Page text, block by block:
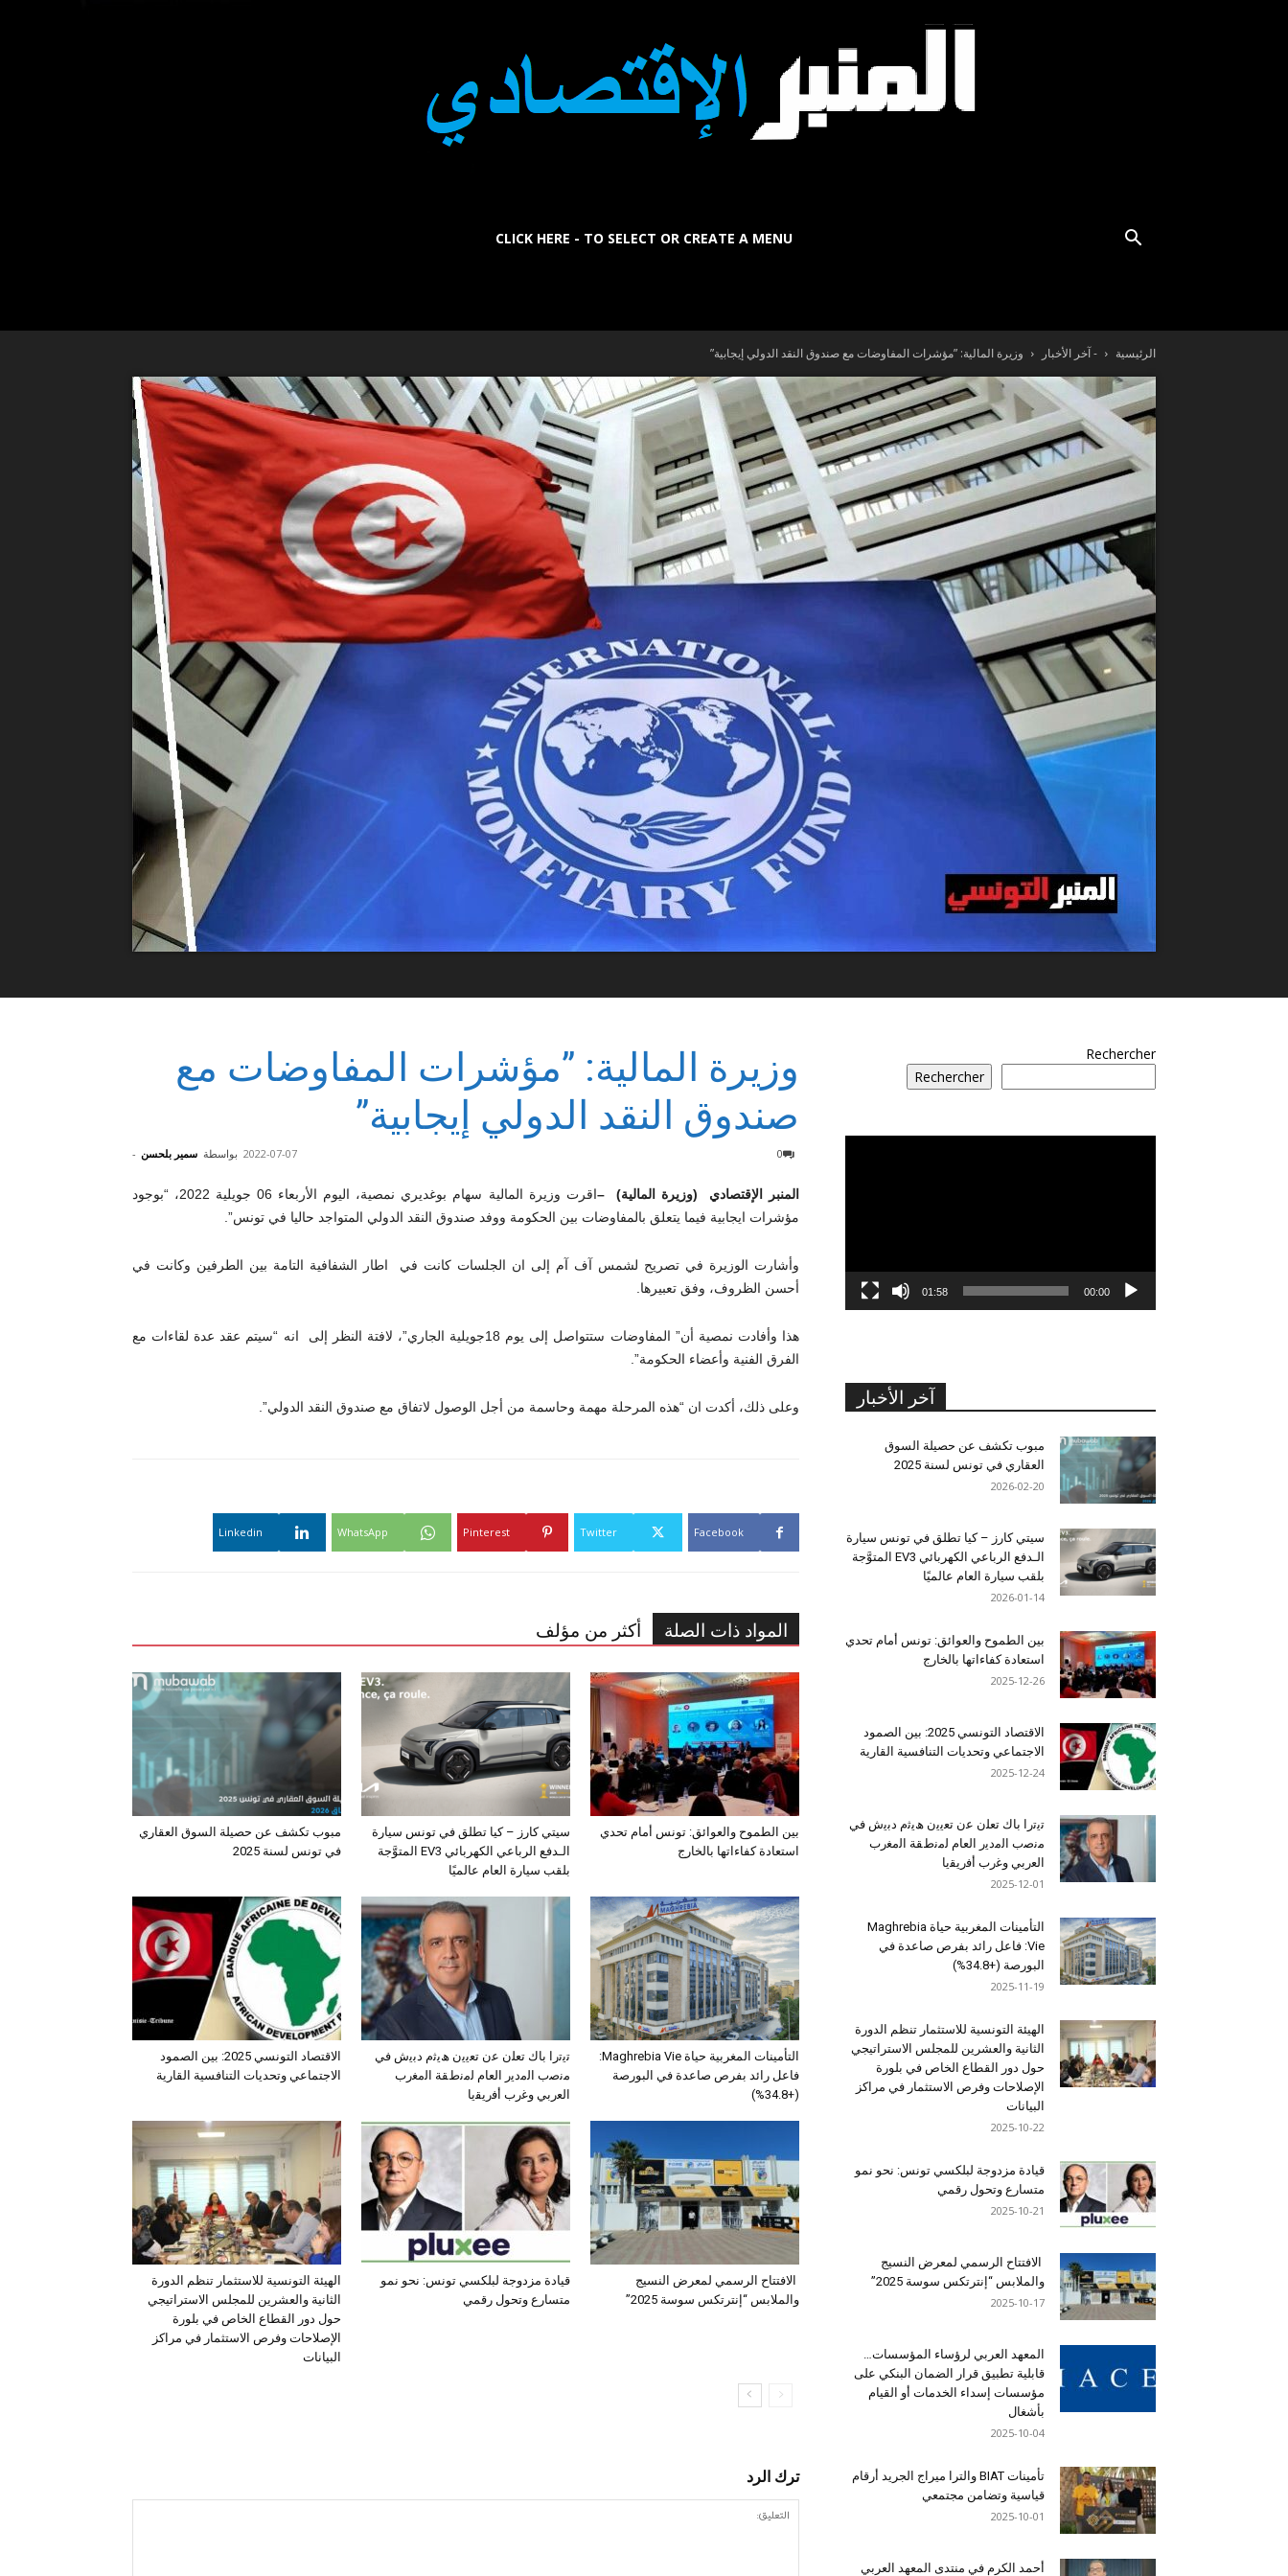
Tribune
بالعربي
CLICK HERE - TO SELECT OR CREATE A MENU
الرئيسية - آخر الأخبار وزيرة المالية: ”مؤشرات المفاوضات مع صندوق النقد الدولي إيجابية”
وزيرة المالية: ”مؤشرات المفاوضات مع
صندوق النقد الدولي إيجابية”
بواسطة سمير بلحسن - 2022-07-07 0
المنبر الإقتصادي (وزيرة المالية)
–
اقرت وزيرة المالية سهام بوغديري نمصية، اليوم الأربعاء 06 جويلية 2022، “بوجود
مؤشرات ايجابية فيما يتعلق بالمفاوضات بين الحكومة ووفد صندوق النقد الدولي المتواجد حاليا في تونس”.
وأشارت الوزيرة في تصريح لشمس آف آم إلى ان الجلسات كانت في اطار الشفافية التامة بين الطرفين وكانت في
أحسن الظروف، وفق تعبيرها.
هذا وأفادت نمصية أن” المفاوضات ستتواصل إلى يوم 18جويلية الجاري”، لافتة النظر إلى انه “سيتم عقد عدة لقاءات مع
الفرق الفنية وأعضاء الحكومة”.
وعلى ذلك، أكدت ان “هذه المرحلة مهمة وحاسمة من أجل الوصول لاتفاق مع صندوق النقد الدولي”.
Facebook
Twitter
Pinterest
WhatsApp
Linkedin
المواد ذات الصلة أكثر من مؤلف
مبوب تكشف عن حصيلة السوق العقاري
في تونس لسنة 2025
سيتي كارز – كيا تطلق في تونس سيارة
الـدفع الرباعي الكهربائي EV3 المتوَّجة
بلقب سيارة العام عالميًا
بين الطموح والعوائق: تونس أمام تحدي
استعادة كفاءاتها بالخارج
الاقتصاد التونسي 2025: بين الصمود
الاجتماعي وتحديات التنافسية القارية
ﺗﯾﺗرا ﺑﺎك ﺗﻌﻠن ﻋن ﺗﻌﯾﯾن ھﯾﺛم دﺑﯾش ﻓﻲ
ﻣﻧﺻب اﻟﻣدﯾر اﻟﻌﺎم ﻟﻣﻧطﻘﺔ اﻟﻣﻐرب
اﻟﻌرﺑﻲ وﻏرب أﻓرﯾﻘﯾﺎ
التأمينات المغربية حياة Maghrebia Vie:
فاعل رائد بفرص صاعدة في البورصة
(+34.8%)
الهيئة التونسية للاستثمار تنظم الدورة
الثانية والعشرين للمجلس الاستراتيجي
حول دور القطاع الخاص في بلورة
الإصلاحات وفرص الاستثمار في مراكز
البيانات
قيادة مزدوجة لبلكسي تونس: نحو نمو
متسارع وتحول رقمي
الافتتاح الرسمي لمعرض النسيج
والملابس “إنترتكس سوسة 2025”
ترك الرد
Rechercher
Rechercher
00:00
01:58
آخر الأخبار
مبوب تكشف عن حصيلة السوق
العقاري في تونس لسنة 2025
2026-02-20
سيتي كارز – كيا تطلق في تونس سيارة
الـدفع الرباعي الكهربائي EV3 المتوَّجة
بلقب سيارة العام عالميًا
2026-01-14
بين الطموح والعوائق: تونس أمام تحدي
استعادة كفاءاتها بالخارج
2025-12-26
الاقتصاد التونسي 2025: بين الصمود
الاجتماعي وتحديات التنافسية القارية
2025-12-24
ﺗﯾﺗرا ﺑﺎك ﺗﻌﻠن ﻋن ﺗﻌﯾﯾن ھﯾﺛم دﺑﯾش ﻓﻲ
ﻣﻧﺻب اﻟﻣدﯾر اﻟﻌﺎم ﻟﻣﻧطﻘﺔ اﻟﻣﻐرب
اﻟﻌرﺑﻲ وﻏرب أﻓرﯾﻘﯾﺎ
2025-12-01
التأمينات المغربية حياة Maghrebia
Vie: فاعل رائد بفرص صاعدة في
البورصة (+34.8%)
2025-11-19
الهيئة التونسية للاستثمار تنظم الدورة
الثانية والعشرين للمجلس الاستراتيجي
حول دور القطاع الخاص في بلورة
الإصلاحات وفرص الاستثمار في مراكز
البيانات
2025-10-22
قيادة مزدوجة لبلكسي تونس: نحو نمو
متسارع وتحول رقمي
2025-10-21
الافتتاح الرسمي لمعرض النسيج
والملابس “إنترتكس سوسة 2025”
2025-10-17
المعهد العربي لرؤساء المؤسسات…
قابلية تطبيق قرار الضمان البنكي على
مؤسسات إسداء الخدمات أو القيام
بأشغال
2025-10-04
تأمينات BIAT والترا ميراج الجريد أرقام
قياسية وتضامن مجتمعي
2025-10-01
أحمد الكرم في منتدى المعهد العربي